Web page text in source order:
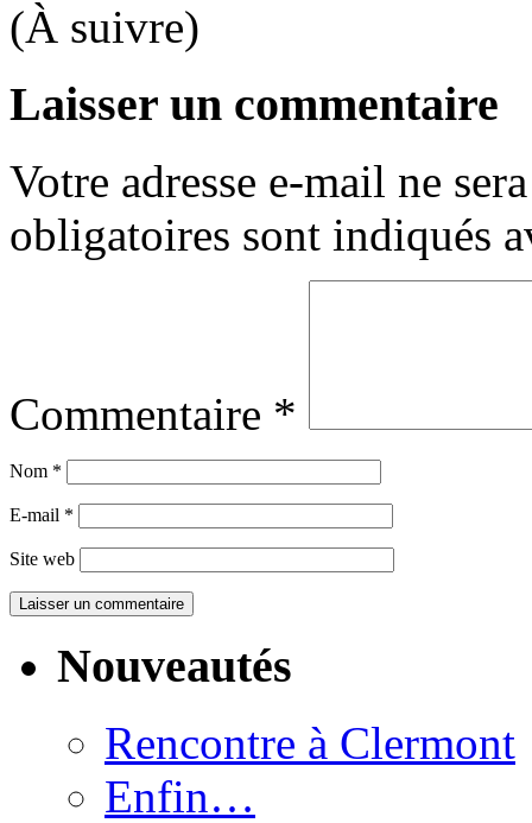
(À suivre)
Laisser un commentaire
Votre adresse e-mail ne
obligatoires sont indiqués
Commentaire *
Nom *
E-mail *
Site web
Nouveautés
Rencontre à Clermont
Enfin…